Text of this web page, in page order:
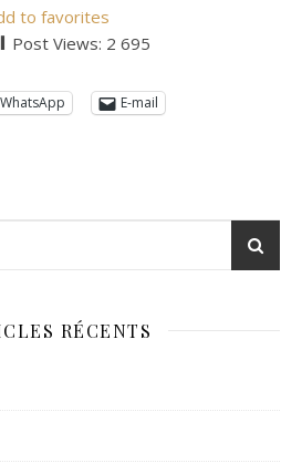
to favorites
Post Views: 2 695
WhatsApp E-mail
RÉCENTS